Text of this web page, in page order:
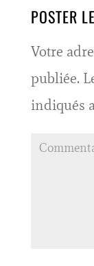
POSTER
Votre
publiée.
indiqués